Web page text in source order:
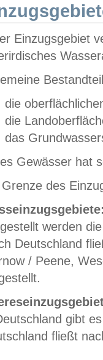
Einzugsgebiet
die
die
das
Gewässer hat
Grenze des
werden
Deutschland
/ Peene,
gibt
fließt